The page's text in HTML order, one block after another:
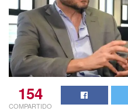
154
COMPARTIDO